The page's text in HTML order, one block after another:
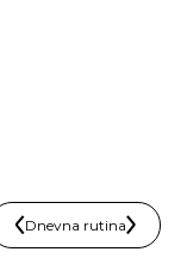
Dnevna rutina